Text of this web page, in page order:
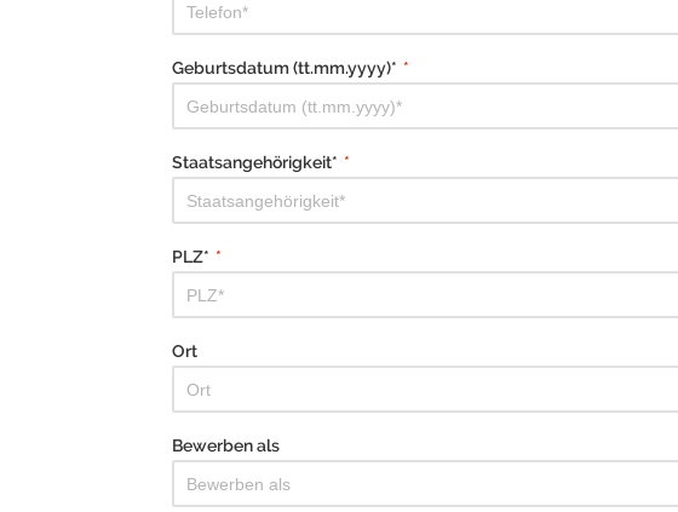
Geburtsdatum (tt.mm.yyyy)* *
Staatsangehörigkeit* *
PLZ* *
Ort
Bewerben als